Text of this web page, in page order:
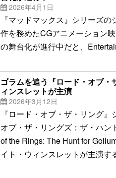
2026年4月1日
『マッドマックス』シリーズ
作を務めたCGアニメーション
の舞台化が進行中だと、
ゴラムを追う『ロード・オブ
ィンスレットが主演
2026年3月12日
『ロード・オブ・ザ・リング
オブ・ザ・リングズ：ザ・ハン
of the Rings: The Hunt for
イト・ウィンスレットが主演す